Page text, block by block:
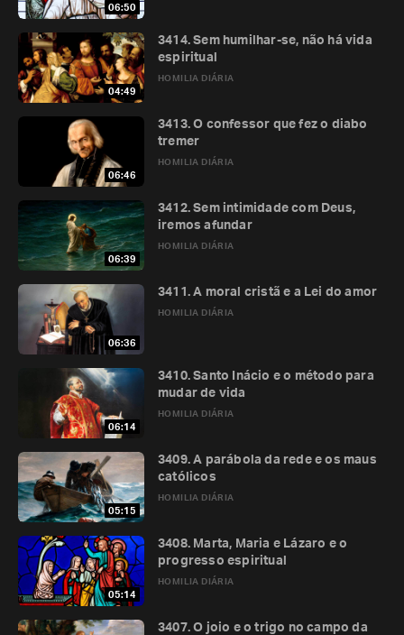
06:50
04:49
HOMILIA DIÁRIA
3414. Sem humilhar-se, não há vida
espiritual
06:46
HOMILIA DIÁRIA
3413. O confessor que fez o diabo
tremer
06:39
HOMILIA DIÁRIA
3412. Sem intimidade com Deus,
iremos afundar
06:36
HOMILIA DIÁRIA
3411. A moral cristã e a Lei do amor
06:14
HOMILIA DIÁRIA
3410. Santo Inácio e o método para
mudar de vida
05:15
HOMILIA DIÁRIA
3409. A parábola da rede e os maus
católicos
05:14
HOMILIA DIÁRIA
3408. Marta, Maria e Lázaro e o
progresso espiritual
3407. O joio e o trigo no campo da